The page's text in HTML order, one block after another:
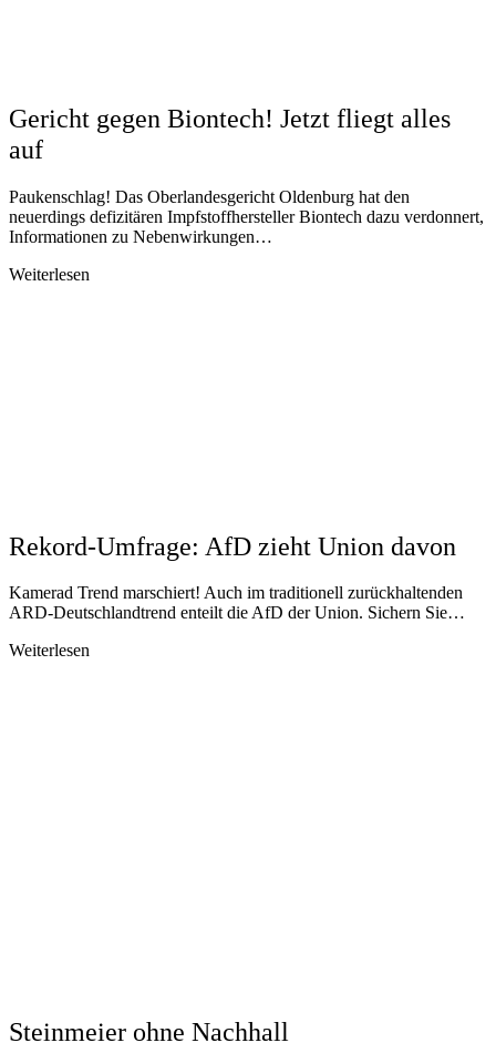
Gericht gegen Biontech! Jetzt fliegt alles
auf
Paukenschlag! Das Oberlandesgericht Oldenburg hat den
neuerdings defizitären Impfstoffhersteller Biontech dazu verdonnert,
Informationen zu Nebenwirkungen…
Weiterlesen
Rekord-Umfrage: AfD zieht Union davon
Kamerad Trend marschiert! Auch im traditionell zurückhaltenden
ARD-Deutschlandtrend enteilt die AfD der Union. Sichern Sie…
Weiterlesen
Steinmeier ohne Nachhall